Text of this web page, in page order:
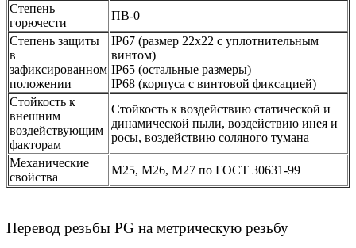
Степень
горючести
ПВ-0
Степень защиты
в
зафиксированном
положении
IP67 (размер 22х22 с уплотнительным
винтом)
IP65 (остальные размеры)
IP68 (корпуса с винтовой фиксацией)
Стойкость к
внешним
воздействующим
факторам
Стойкость к воздействию статической и
динамической пыли, воздействию инея и
росы, воздействию соляного тумана
Механические
свойства
М25, М26, М27 по ГОСТ 30631-99
Перевод резьбы PG на метрическую резьбу